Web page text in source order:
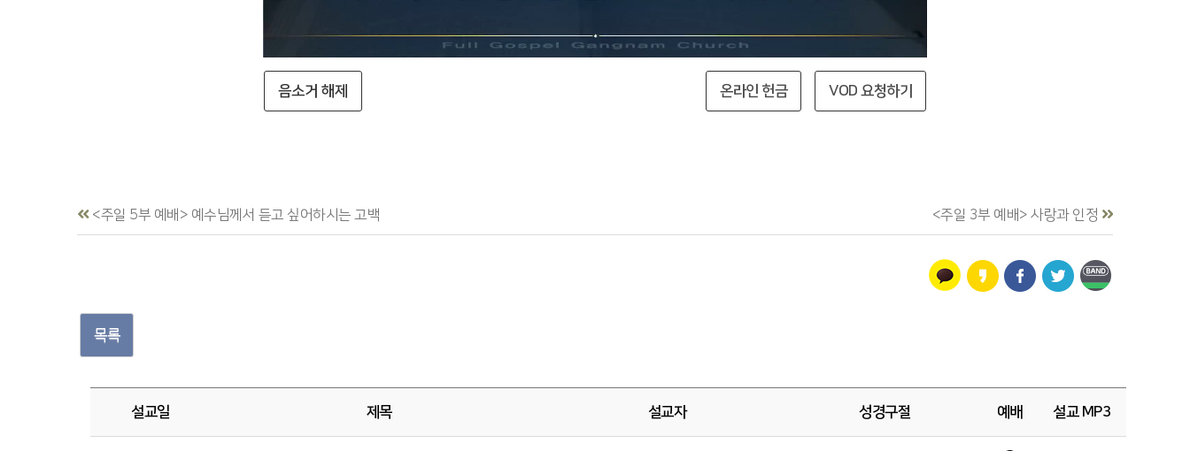
음소거 해제 VOD 요청하기
온라인 헌금
<주일 5부 예배> 예수님께서 듣고 싶어하시는 고백 <주일 3부 예배> 사랑과 인정
목록
설교일 제목 설교자 성경구절 예배 설교 MP3